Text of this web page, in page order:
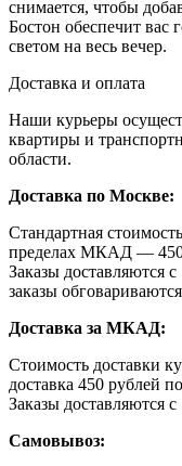
снимается, чтобы
Бостон обеспечит
светом на весь вечер.
Доставка и оплата
Наши курьеры
квартиры и
области.
Доставка по Москве:
Стандартная
пределах МКАД —
Заказы доставляются
заказы
Доставка за МКАД:
Стоимость доставки
доставка 450 рублей
Заказы доставляются
Самовывоз: